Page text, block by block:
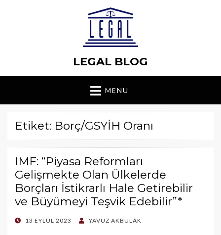
LEGAL BLOG
MENU
Etiket: Borç/GSYİH Oranı
IMF: “Piyasa Reformları
Gelişmekte Olan Ülkelerde
Borçları İstikrarlı Hale Getirebilir
ve Büyümeyi Teşvik Edebilir”*
POSTED
13 EYLÜL 2023 YAVUZ AKBULAK